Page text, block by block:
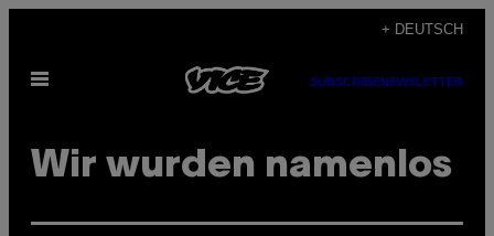
content
+ DEUTSCH
Open
SUBSCRIBENEWSLETTER
Wir wurden namenlos